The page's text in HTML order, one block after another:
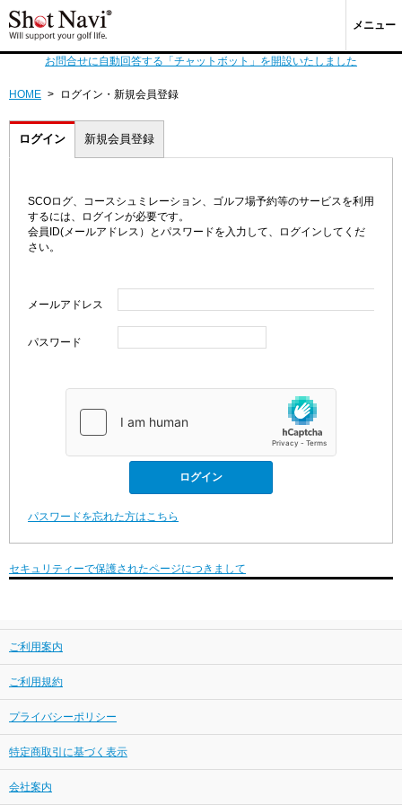
メニュー
お問合せに自動回答する「チャットボット」を開設いたしました
HOME > ログイン・新規会員登録
ログイン 新規会員登録
SCOログ、コースシュミレーション、ゴルフ場予約等のサービスを利用
するには、ログインが必要です。
会員ID(メールアドレス）とパスワードを入力して、ログインしてくだ
さい。
メールアドレス
パスワード
パスワードを忘れた方はこちら
セキュリティーで保護されたページにつきまして
ご利用案内
ご利用規約
プライバシーポリシー
特定商取引に基づく表示
会社案内